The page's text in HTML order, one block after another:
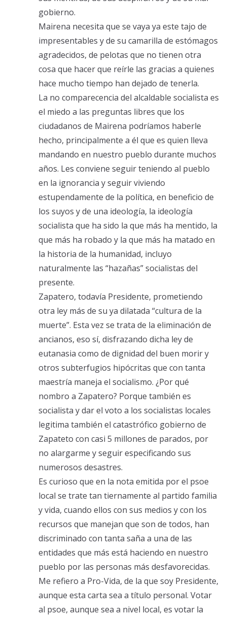
gobierno.
Mairena necesita que se vaya ya este tajo de
impresentables y de su camarilla de estómagos
agradecidos, de pelotas que no tienen otra
cosa que hacer que reírle las gracias a quienes
hace mucho tiempo han dejado de tenerla.
La no comparecencia del alcaldable socialista es
el miedo a las preguntas libres que los
ciudadanos de Mairena podríamos haberle
hecho, principalmente a él que es quien lleva
mandando en nuestro pueblo durante muchos
años. Les conviene seguir teniendo al pueblo
en la ignorancia y seguir viviendo
estupendamente de la política, en beneficio de
los suyos y de una ideología, la ideología
socialista que ha sido la que más ha mentido, la
que más ha robado y la que más ha matado en
la historia de la humanidad, incluyo
naturalmente las “hazañas” socialistas del
presente.
Zapatero, todavía Presidente, prometiendo
otra ley más de su ya dilatada “cultura de la
muerte”. Esta vez se trata de la eliminación de
ancianos, eso sí, disfrazando dicha ley de
eutanasia como de dignidad del buen morir y
otros subterfugios hipócritas que con tanta
maestría maneja el socialismo. ¿Por qué
nombro a Zapatero? Porque también es
socialista y dar el voto a los socialistas locales
legitima también el catastrófico gobierno de
Zapateto con casi 5 millones de parados, por
no alargarme y seguir especificando sus
numerosos desastres.
Es curioso que en la nota emitida por el psoe
local se trate tan tiernamente al partido familia
y vida, cuando ellos con sus medios y con los
recursos que manejan que son de todos, han
discriminado con tanta saña a una de las
entidades que más está haciendo en nuestro
pueblo por las personas más desfavorecidas.
Me refiero a Pro-Vida, de la que soy Presidente,
aunque esta carta sea a título personal. Votar
al psoe, aunque sea a nivel local, es votar la